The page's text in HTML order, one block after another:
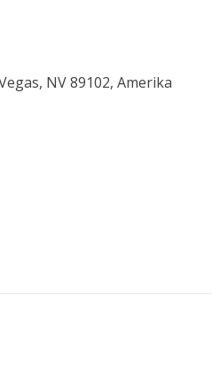
NV 89102, Amerika